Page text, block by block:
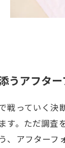
うアフタ
戦っていく
す。ただ調
、アフター